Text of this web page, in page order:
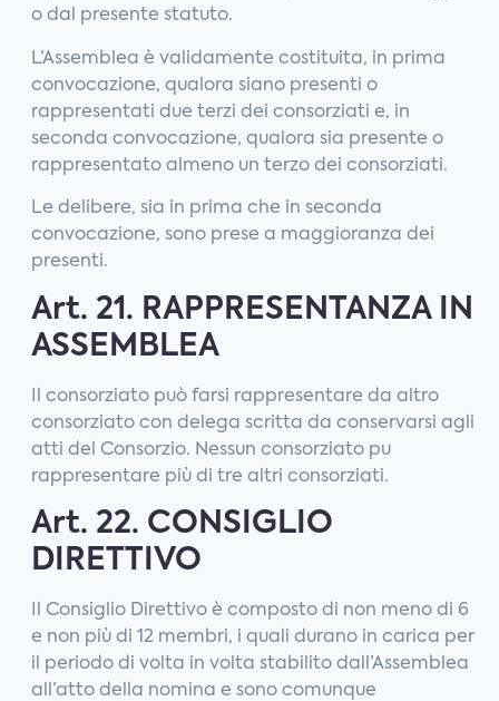
o dal presente statuto.
L’Assemblea è validamente costituita, in prima
convocazione, qualora siano presenti o
rappresentati due terzi dei consorziati e, in
seconda convocazione, qualora sia presente o
rappresentato almeno un terzo dei consorziati.
Le delibere, sia in prima che in seconda
convocazione, sono prese a maggioranza dei
presenti.
Art. 21. RAPPRESENTANZA IN
ASSEMBLEA
Il consorziato può farsi rappresentare da altro
consorziato con delega scritta da conservarsi agli
atti del Consorzio. Nessun consorziato pu
rappresentare più di tre altri consorziati.
Art. 22. CONSIGLIO
DIRETTIVO
Il Consiglio Direttivo è composto di non meno di 6
e non più di 12 membri, i quali durano in carica per
il periodo di volta in volta stabilito dall’Assemblea
all’atto della nomina e sono comunque